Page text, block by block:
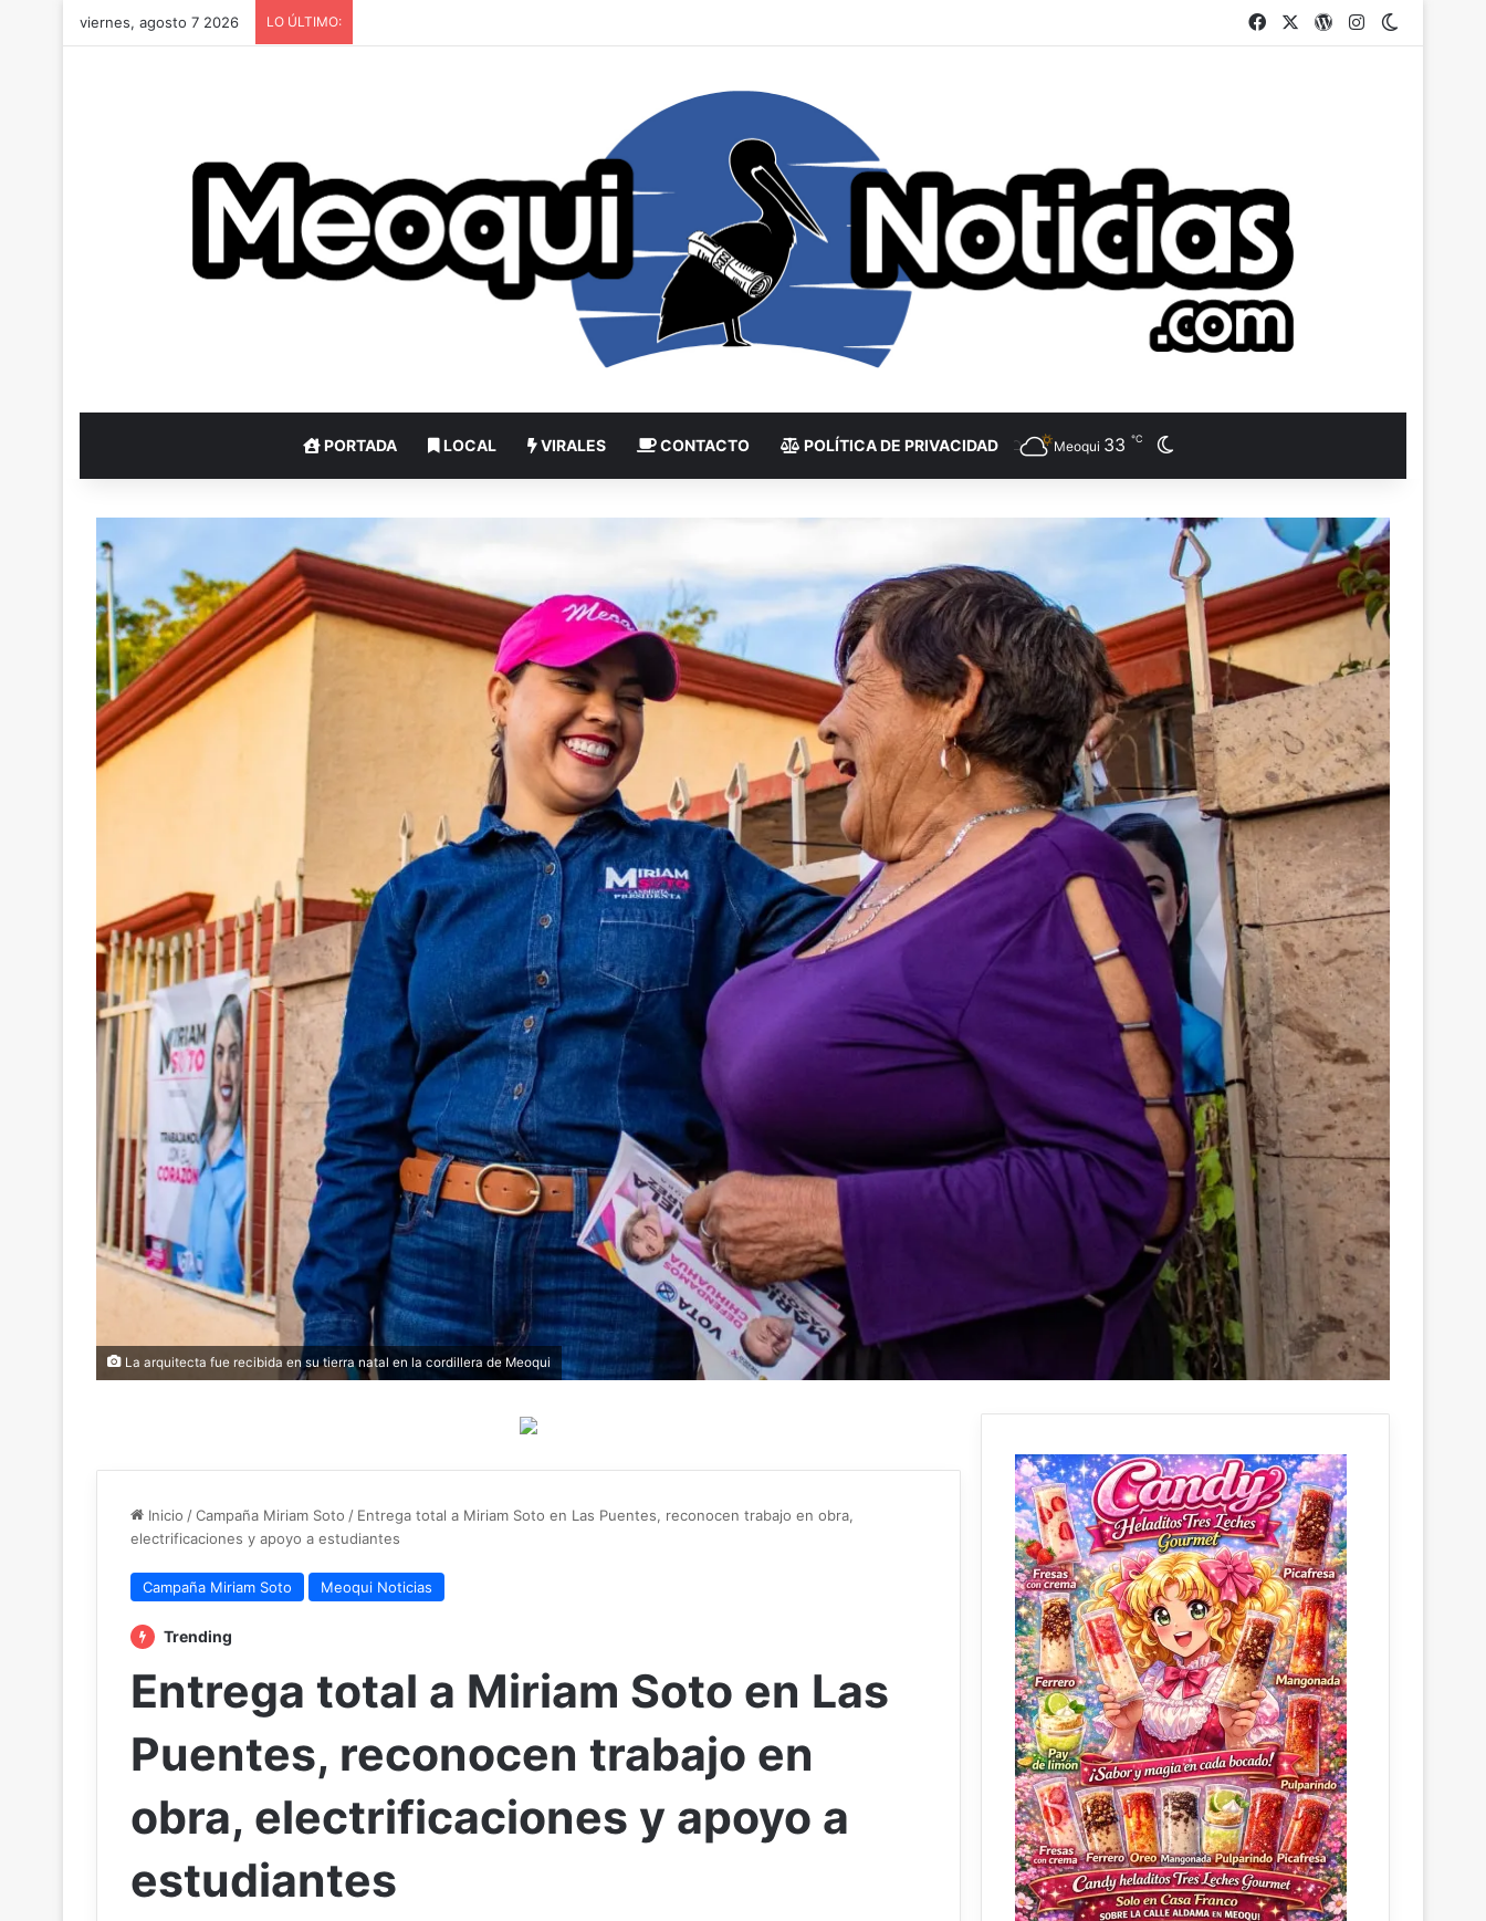
viernes, agosto 7 2026 LO ÚLTIMO: FacebookWordPress
Instagram
PORTADA LOCAL VIRALES CONTACTO POLÍTICA DE PRIVACIDAD Meoqui 33 ℃
La arquitecta fue recibida en su tierra natal en la cordillera de Meoqui
Inicio /Campaña Miriam Soto / Entrega total a Miriam Soto en Las Puentes, reconocen trabajo en obra,
electrificaciones y apoyo a estudiantes
Campaña Miriam Soto Meoqui Noticias
Trending
Entrega total a Miriam Soto en Las
Puentes, reconocen trabajo en
obra, electrificaciones y apoyo a
estudiantes